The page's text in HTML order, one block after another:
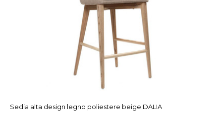
Sedia alta design legno poliestere beige DALIA